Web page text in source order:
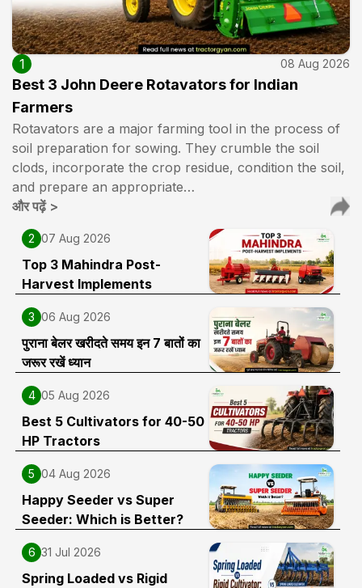
1 08 Aug 2026
Best 3 John Deere Rotavators for Indian
Farmers
Rotavators are a major farming tool in the process of
soil preparation for sowing. They crumble the soil
clods, incorporate the crop residue, condition the soil,
and prepare an appropriate…
और पढ़ें>
2 07 Aug 2026
Top 3 Mahindra Post-
Harvest Implements
3 06 Aug 2026
पुराना बेलर खरीदते समय इन 7 बातों का
जरूर रखें ध्यान
4 05 Aug 2026
Best 5 Cultivators for 40-50
HP Tractors
5 04 Aug 2026
Happy Seeder vs Super
Seeder: Which is Better?
6 31 Jul 2026
Spring Loaded vs Rigid